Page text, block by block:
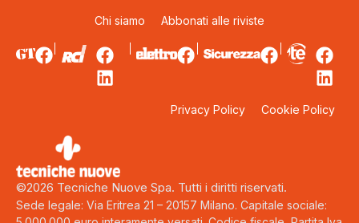
Chi siamo Abbonati alle riviste
Privacy Policy Cookie Policy
©2026 Tecniche Nuove Spa. Tutti i diritti riservati.
Sede legale: Via Eritrea 21 – 20157 Milano. Capitale sociale: